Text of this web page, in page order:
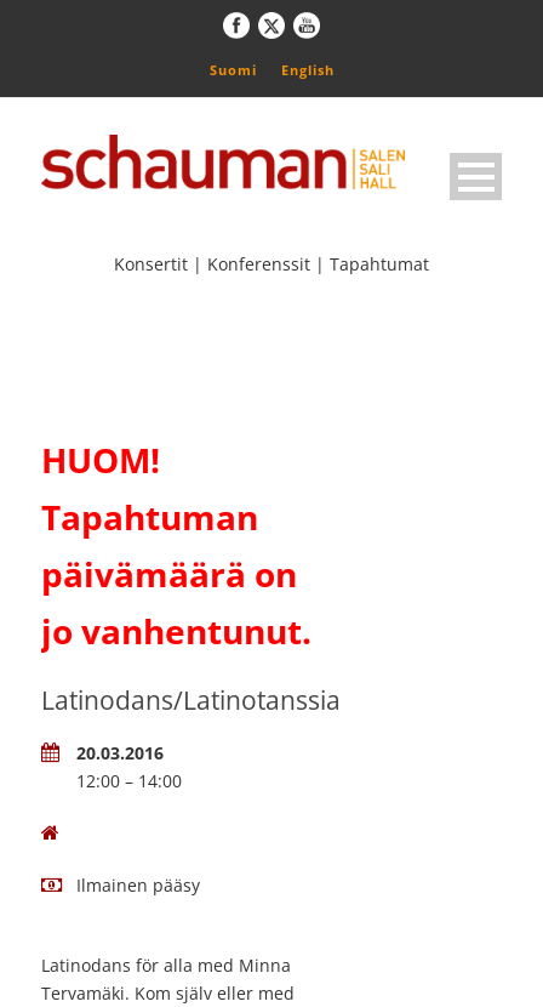
Suomi English
Konsertit | Konferenssit | Tapahtumat
HUOM!
Tapahtuman
päivämäärä on
jo vanhentunut.
Latinodans/Latinotanssia
20.03.2016
12:00 – 14:00
Ilmainen pääsy
Latinodans för alla med Minna
Tervamäki. Kom själv eller med